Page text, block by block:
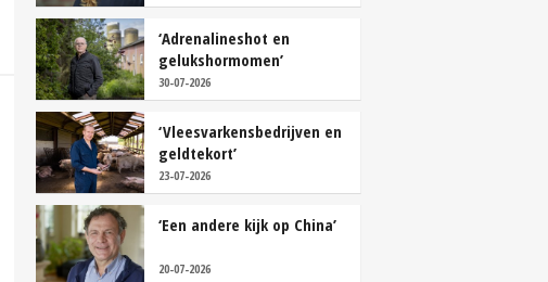
‘Adrenalineshot en
gelukshormomen’
30-07-2026
‘Vleesvarkensbedrijven en
geldtekort’
23-07-2026
‘Een andere kijk op China’
20-07-2026